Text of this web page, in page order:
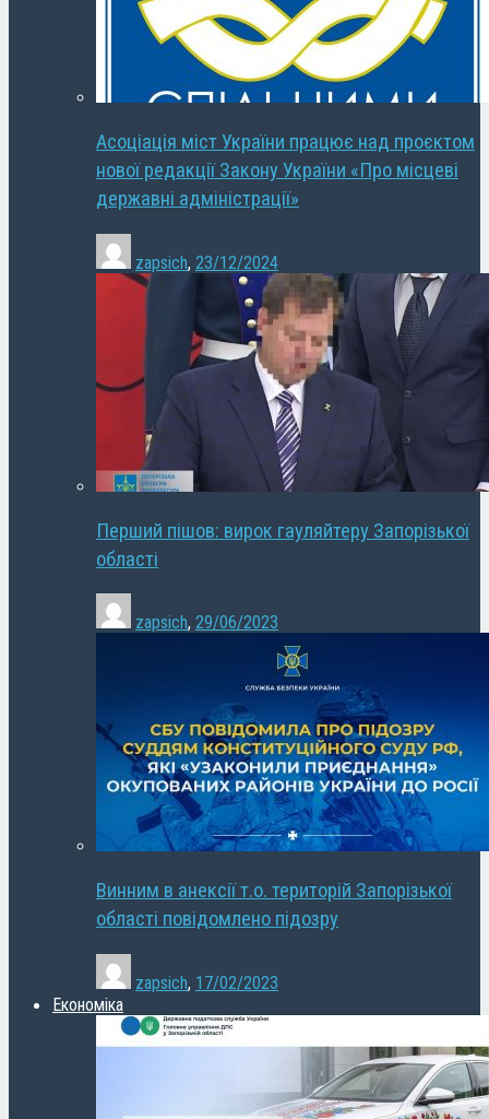
Асоціація міст України працює над проєктом
нової редакції Закону України «Про місцеві
державні адміністрації»
zapsich, 23/12/2024
Перший пішов: вирок гауляйтеру Запорізької
області
zapsich, 29/06/2023
Винним в анексії т.о. територій Запорізької
області повідомлено підозру
zapsich, 17/02/2023
Економіка